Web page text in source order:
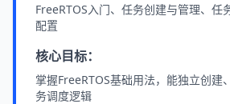
FreeRTOS入门、任务创建与管理、任
配置
核心目标：
掌握FreeRTOS基础用法，能独立创建
务调度逻辑